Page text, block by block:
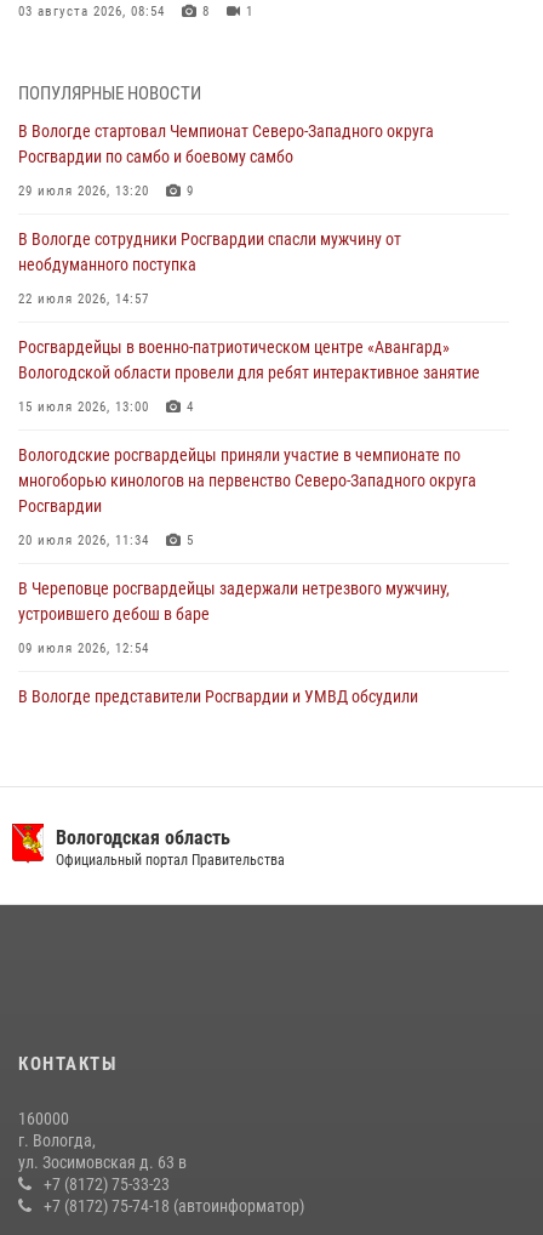
03 августа 2026, 08:54 8 1
ОХРАНЫ РОСГВАРДИИ В ВОЛОГОДСКОЙ ОБЛАСТИ ЗАДЕРЖАНО 23
02 августа 2026, 10:37
Росгвардейцы в г. Соколе задержали несовершеннолетнего
31 июля 2026, 06:43
В Вологде стартовал Чемпионат Северо-Западного округа
29 июля 2026, 13:20
В Вологде росгвардейцы задержали мужчину, подозреваемого в
29 июля 2026, 09:08
ПОПУЛЯРНЫЕ НОВОСТИ
В Вологде стартовал Чемпионат Северо-Западного округа
Росгвардии по самбо и боевому самбо
29 июля 2026, 13:20 9
В Вологде сотрудники Росгвардии спасли мужчину от
необдуманного поступка
22 июля 2026, 14:57
Росгвардейцы в военно-патриотическом центре «Авангард»
Вологодской области провели для ребят интерактивное занятие
15 июля 2026, 13:00 4
Вологодские росгвардейцы приняли участие в чемпионате по
многоборью кинологов на первенство Северо-Западного округа
Росгвардии
20 июля 2026, 11:34 5
В Череповце росгвардейцы задержали нетрезвого мужчину,
устроившего дебош в баре
09 июля 2026, 12:54
В Вологде представители Росгвардии и УМВД обсудили
стрельбу
27 июля 2026, 07:28
угрожавших молодежи расправой
21 единицу оружия изъяли за минувшую неделю сотрудники
Росгвардии в Вологодской области
20 июля 2026, 10:47
Вологодская область
Официальный портал Правительства
КОНТАКТЫ
160000
г. Вологда,
ул. Зосимовская д. 63 в
+7 (8172) 75-33-23
+7 (8172) 75-74-18 (автоинформатор)